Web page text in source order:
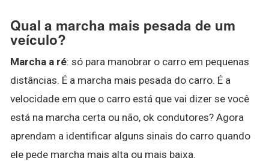
Qual a marcha mais pesada de um
veículo?
Marcha a ré: só para manobrar o carro em pequenas
distâncias. É a marcha mais pesada do carro. É a
velocidade em que o carro está que vai dizer se você
está na marcha certa ou não, ok condutores? Agora
aprendam a identificar alguns sinais do carro quando
ele pede marcha mais alta ou mais baixa.